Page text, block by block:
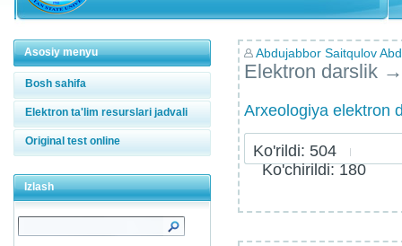
Asosiy menyu
Bosh sahifa
Elektron ta'lim resurslari jadvali
Original test online
Izlash
Abdujabbor Saitqulov
Elektron darslik →
Arxeologiya elektron
Ko'rildi: 504
Ko'chirildi: 180